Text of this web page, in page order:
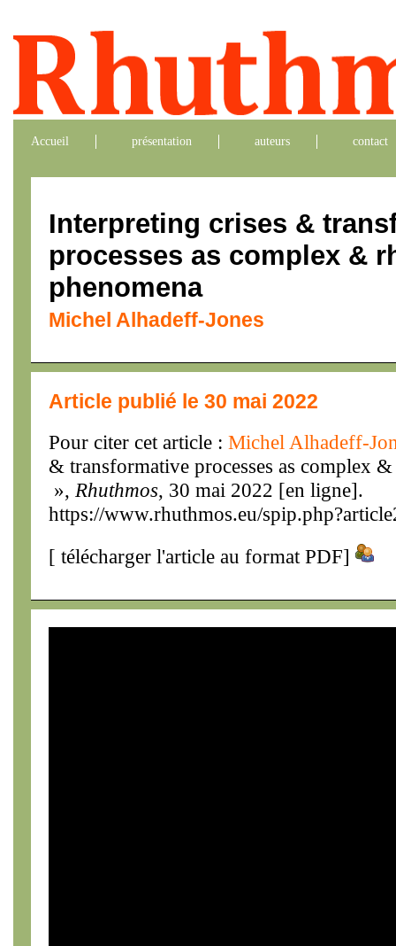
Accueil présentation auteurs contact
Interpreting crises &
processes as complex &
phenomena
Michel Alhadeff-Jones
Article publié le 30 mai 2022
Pour citer cet article : Michel Alhadeff-
& transformative processes as complex
», Rhuthmos, 30 mai 2022 [en ligne].
https://www.rhuthmos.eu/
[ télécharger l'article au format PDF]